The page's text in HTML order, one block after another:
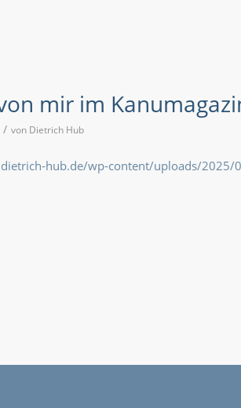
mir im
/ von Dietrich Hub
hub.de/wp-content/uploads/2025/